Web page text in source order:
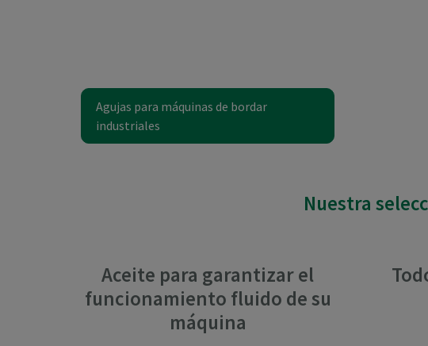
Agujas para máquinas de bordar
industriales
Nuestra
Aceite para garantizar el
funcionamiento fluido de su
máquina